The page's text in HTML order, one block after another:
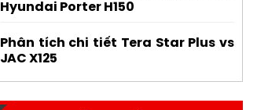
Hyundai Porter H150
Phân tích chi tiết Tera Star Plus vs
JAC X125